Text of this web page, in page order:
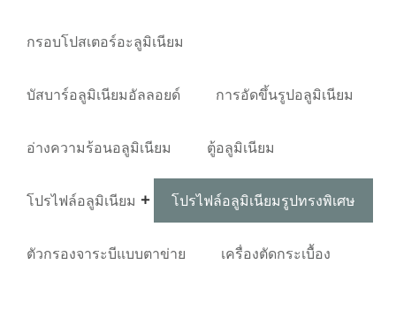
กรอบโปสเตอร์อะลูมิเนียม
บัสบาร์อลูมิเนียมอัลลอยด์ การอัดขึ้นรูปอลูมิเนียม
อ่างความร้อนอลูมิเนียม ตู้อลูมิเนียม
โปรไฟล์อลูมิเนียม โปรไฟล์อลูมิเนียมรูปทรงพิเศษ
ตัวกรองจาระบีแบบตาข่าย เครื่องตัดกระเบื้อง